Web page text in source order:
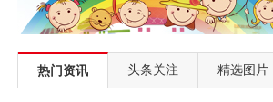
热门资讯 头条关注 精选图片